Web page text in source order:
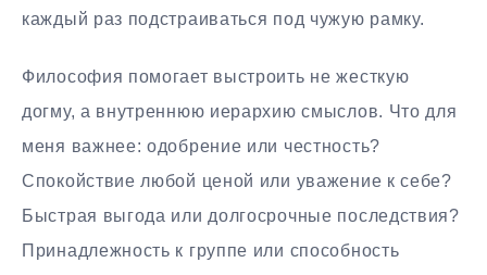
каждый раз подстраиваться под чужую рамку.
Философия помогает выстроить не жесткую
догму, а внутреннюю иерархию смыслов. Что для
меня важнее: одобрение или честность?
Спокойствие любой ценой или уважение к себе?
Быстрая выгода или долгосрочные последствия?
Принадлежность к группе или способность